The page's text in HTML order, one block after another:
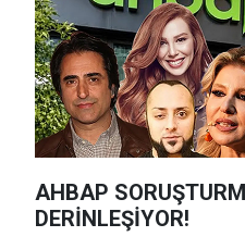
AHBAP
DERİNLEŞİYOR!